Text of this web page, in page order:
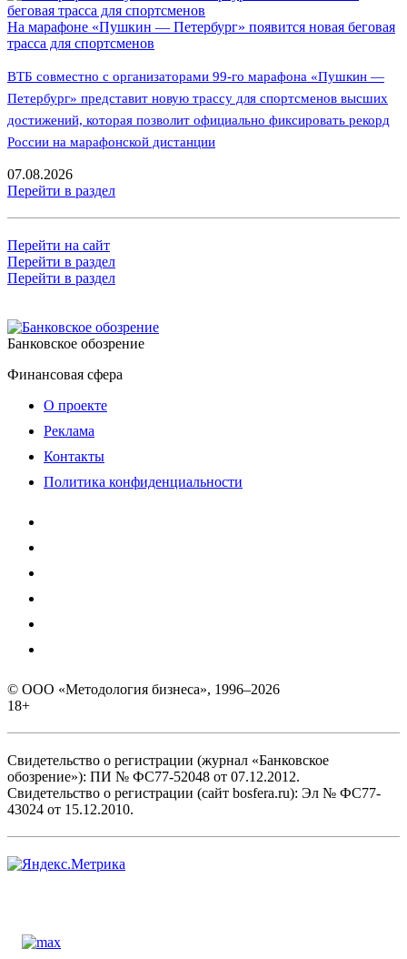
На марафоне «Пушкин — Петербург» появится новая беговая
трасса для спортсменов
ВТБ совместно с организаторами 99-го марафона «Пушкин —
Петербург» представит новую трассу для спортсменов высших
достижений, которая позволит официально фиксировать рекорд
России на марафонской дистанции
07.08.2026
Перейти в раздел
Перейти на сайт
Перейти в раздел
Перейти в раздел
Банковское обозрение
Финансовая сфера
О проекте
Реклама
Контакты
Политика конфиденциальности
© ООО «Методология бизнеса», 1996–2026
18+
Свидетельство о регистрации (журнал «Банковское
обозрение»): ПИ № ФС77-52048 от 07.12.2012.
Свидетельство о регистрации (сайт bosfera.ru): Эл № ФС77-
43024 от 15.12.2010.